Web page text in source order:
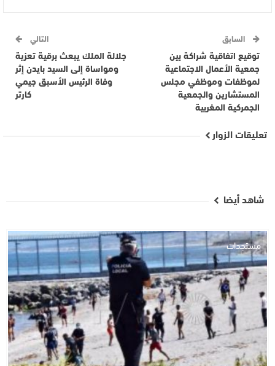
السابق
توقيع اتفاقية شراكة بين
جمعية الأعمال الاجتماعية
لموظفات وموظفي مجلس
المستشارين والجمعية
الجمركية المغربية
التالي
جلالة الملك يبعث برقية تعزية
ومواساة إلى السيد بايدن إثر
وفاة الرئيس الأسبق جيمي
كارتر
تعليقات الزوار
شاهد أيضا
مستجدات